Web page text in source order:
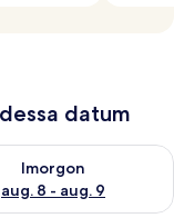
datum
- aug. 8
Imorgon
aug. 8 - aug. 9
tillgängligheten